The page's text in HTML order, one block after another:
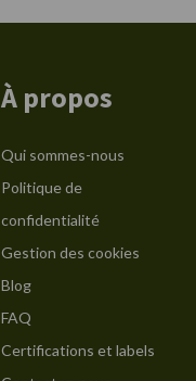
À propos
Qui sommes-nous
Politique de
confidentialité
Gestion des cookies
Blog
FAQ
Certifications et labels